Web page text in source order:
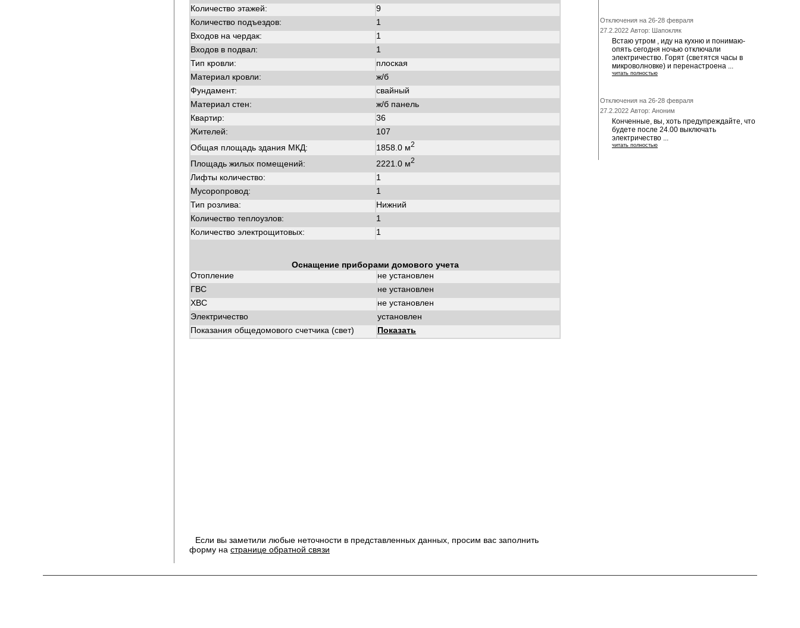
Количество этажей:
9
Количество подъездов:
1
Входов на чердак:
1
Входов в подвал:
1
Тип кровли:
плоская
Материал кровли:
ж/б
Фундамент:
свайный
Материал стен:
ж/б панель
Квартир:
36
Жителей:
107
Общая площадь здания МКД:
1858.0 м2
Площадь жилых помещений: 2221.0 м2
Лифты количество:
1
Мусоропровод:
1
Тип розлива:
Нижний
Количество теплоузлов:
1
Количество электрощитовых:
1
Оснащение приборами домового учета
Отопление
не установлен
ГВС
не установлен
ХВС
не установлен
Электричество
установлен
Показания общедомового счетчика (свет)
Показать
Если вы заметили любые неточности в представленных данных, просим вас заполнить
форму на странице обратной связи
Отключения на 26-28 февраля
27.2.2022 Автор: Шапокляк
Встаю утром , иду на кухню и понимаю-
опять сегодня ночью отключали
электричество. Горят (светятся часы в
микроволновке) и перенастроена ...
читать полностью
Отключения на 26-28 февраля
27.2.2022 Автор: Аноним
Конченные, вы, хоть предупреждайте, что
будете после 24.00 выключать
электричество ...
читать полностью